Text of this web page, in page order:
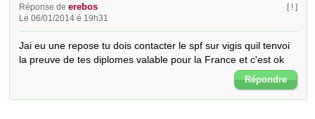
Réponse deerebos
Le 06/01/2014 é 19h31
[ ! ]
Jai eu une repose tu dois contacter le spf sur vigis quil tenvoi
la preuve de tes diplomes valable pour la France et c'est ok
Répondre